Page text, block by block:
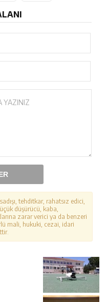
tehditkar, rahatsız edici,
düşürücü, kaba,
zarar verici ya da benzeri
mali, hukuki, cezai, idari